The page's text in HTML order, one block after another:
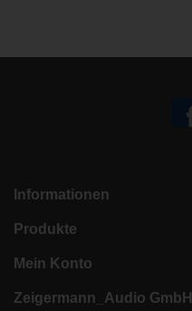
Informationen
Produkte
Mein Konto
Zeigermann_Audio GmbH